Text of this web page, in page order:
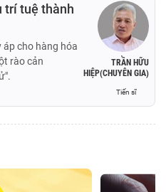
TRẦN HỮU
HIỆP(CHUYÊN GIA)
Tiến sĩ
trí tuệ thành
áp cho hàng hóa
rào cản